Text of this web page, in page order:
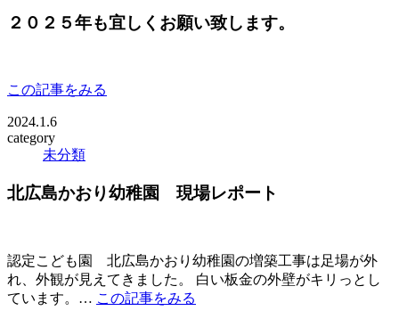
２０２５年も宜しくお願い致します。
この記事をみる
2024.1.6
category
未分類
北広島かおり幼稚園 現場レポート
認定こども園 北広島かおり幼稚園の増築工事は足場が外
れ、外観が見えてきました。 白い板金の外壁がキリっとし
ています。… この記事をみる